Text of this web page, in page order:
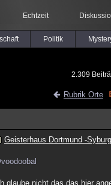
Echtzeit
Politik
2.309
Rubrik Orte
Geisterhaus Dortmund -Syburg
glaube nicht das das hier